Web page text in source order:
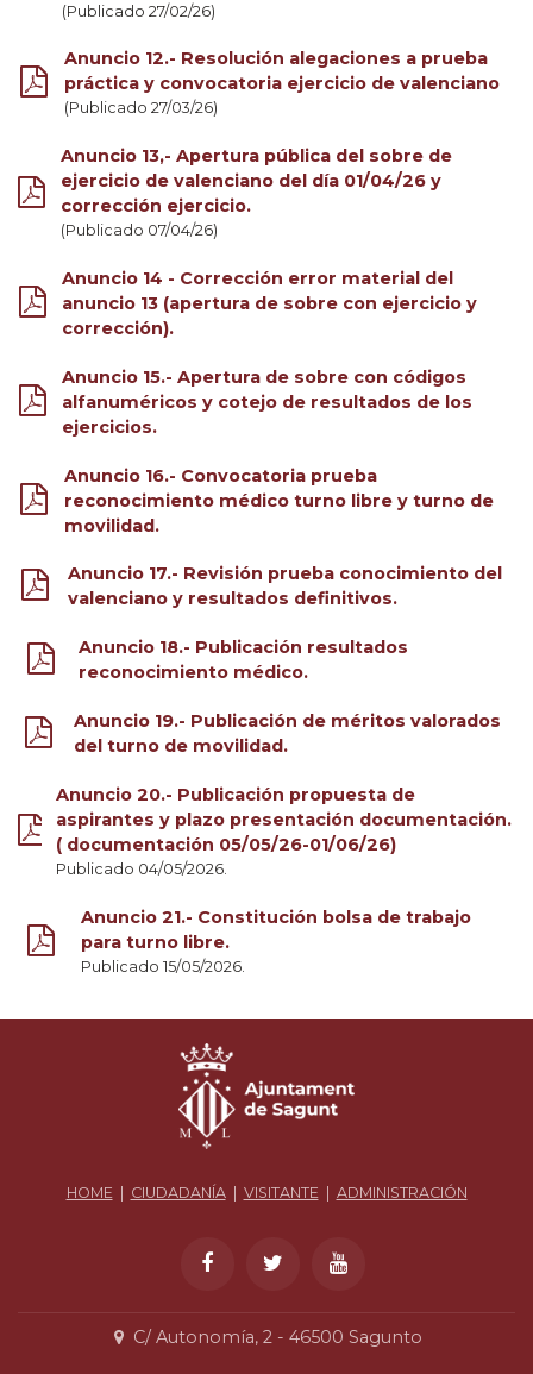
(Publicado 27/02/26)
Anuncio 12.- Resolución alegaciones a prueba
práctica y convocatoria ejercicio de valenciano
(Publicado 27/03/26)
Anuncio 13,- Apertura pública del sobre de
ejercicio de valenciano del día 01/04/26 y
corrección ejercicio.
(Publicado 07/04/26)
Anuncio 14 - Corrección error material del
anuncio 13 (apertura de sobre con ejercicio y
corrección).
Anuncio 15.- Apertura de sobre con códigos
alfanuméricos y cotejo de resultados de los
ejercicios.
Anuncio 16.- Convocatoria prueba
reconocimiento médico turno libre y turno de
movilidad.
Anuncio 17.- Revisión prueba conocimiento del
valenciano y resultados definitivos.
Anuncio 18.- Publicación resultados
reconocimiento médico.
Anuncio 19.- Publicación de méritos valorados
del turno de movilidad.
Anuncio 20.- Publicación propuesta de
aspirantes y plazo presentación documentación.
( documentación 05/05/26-01/06/26)
Publicado 04/05/2026.
Anuncio 21.- Constitución bolsa de trabajo
para turno libre.
Publicado 15/05/2026.
HOME| CIUDADANÍA| VISITANTE| ADMINISTRACIÓN
C/ Autonomía, 2 - 46500 Sagunto